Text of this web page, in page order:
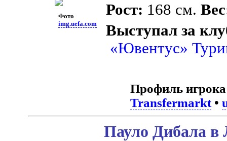
Фото
img.uefa.com
Рост: 168 см.
Выступал за
«Ювентус»
Профиль
Transfermarkt•
Пауло Дибала в